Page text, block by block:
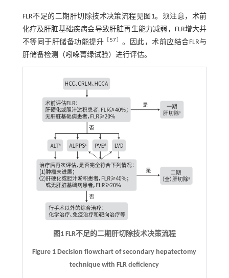
FLR不足的二期肝切除技术决策流程见图1。须注意，术前
化疗及肝脏基础疾病会导致肝脏再生能力减弱，FLR增大并
不等同于肝储备功能提升 ［57
。因此，术前应结合FLR与
肝储备检测（吲哚菁绿试验）进行评估。
图1 FLR不足的二期肝切除技术决策流程
Figure 1 Decision flowchart of secondary hepatectomy
technique with FLR deficiency